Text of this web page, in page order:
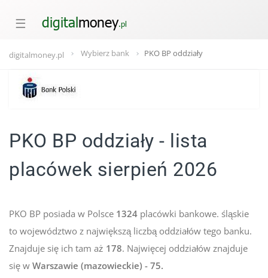
☰
digitalmoney.pl Wybierz bank PKO BP oddziały
PKO BP oddziały - lista
placówek sierpień 2026
PKO BP posiada w Polsce 1324 placówki bankowe. śląskie
to województwo z największą liczbą oddziałów tego banku.
Znajduje się ich tam aż 178. Najwięcej oddziałów znajduje
się wWarszawie (mazowieckie) - 75.